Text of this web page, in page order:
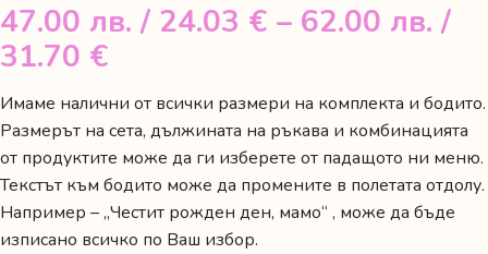
47.00 лв. / 24.03 € – 62.00 лв. /
31.70 €
range:
47.00 лв.
/
24.03 €
through
Имаме налични от всички размери на комплекта и бодито.
Размерът на сета, дължината на ръкава и комбинацията
от продуктите може да ги изберете от падащото ни меню.
Текстът към бодито може да промените в полетата отдолу.
Например – „Честит рожден ден, мамо“ , може да бъде
изписано всичко по Ваш избор.